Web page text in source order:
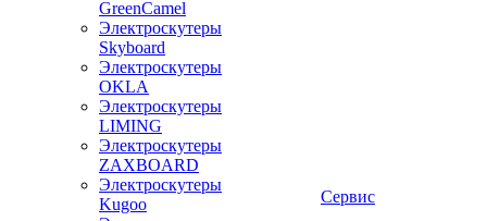
GreenCamel
Электроскутеры
Skyboard
Электроскутеры
OKLA
Электроскутеры
LIMING
Электроскутеры
ZAXBOARD
Электроскутеры
Kugoo
Сервис